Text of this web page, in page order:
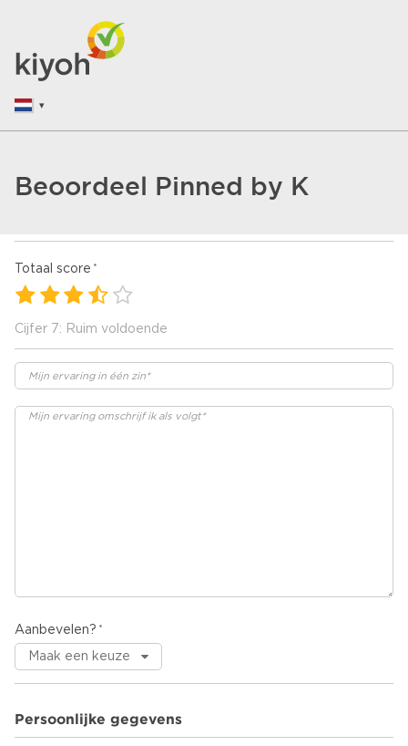
Beoordeel Pinned by K
Totaal score
Cijfer 7: Ruim voldoende
Aanbevelen?
Persoonlijke gegevens